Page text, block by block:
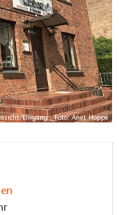
Eingang , Foto: Anet Hoppe